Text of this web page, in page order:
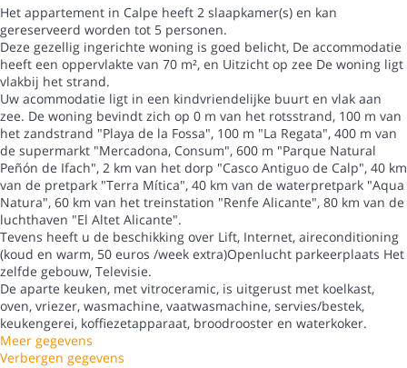
Het appartement in Calpe heeft 2 slaapkamer(s) en kan
gereserveerd worden tot 5 personen.
Deze gezellig ingerichte woning is goed belicht, De accommodatie
heeft een oppervlakte van 70 m², en Uitzicht op zee De woning ligt
vlakbij het strand.
Uw acommodatie ligt in een kindvriendelijke buurt en vlak aan
zee. De woning bevindt zich op 0 m van het rotsstrand, 100 m van
het zandstrand "Playa de la Fossa", 100 m "La Regata", 400 m van
de supermarkt "Mercadona, Consum", 600 m "Parque Natural
Peñón de Ifach", 2 km van het dorp "Casco Antiguo de Calp", 40 km
van de pretpark "Terra Mítica", 40 km van de waterpretpark "Aqua
Natura", 60 km van het treinstation "Renfe Alicante", 80 km van de
luchthaven "El Altet Alicante".
Tevens heeft u de beschikking over Lift, Internet, aireconditioning
(koud en warm, 50 euros /week extra)Openlucht parkeerplaats Het
zelfde gebouw, Televisie.
De aparte keuken, met vitroceramic, is uitgerust met koelkast,
oven, vriezer, wasmachine, vaatwasmachine, servies/bestek,
keukengerei, koffiezetapparaat, broodrooster en waterkoker.
Meer gegevens
Verbergen gegevens